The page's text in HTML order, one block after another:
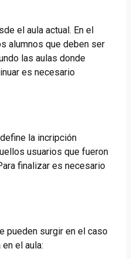
el aula actual. En el
alumnos que deben ser
las aulas donde
es necesario
la incripción
usuarios que fueron
finalizar es necesario
pueden surgir en el caso
el aula: